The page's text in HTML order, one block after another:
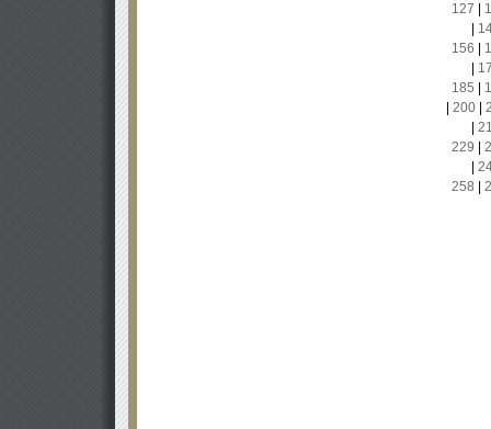
127
156
185
200|
229
258